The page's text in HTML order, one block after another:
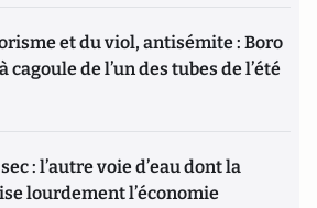
et du viol, antisémite : Boro
cagoule de l’un des tubes de l’été
: l’autre voie d’eau dont la
lourdement l’économie